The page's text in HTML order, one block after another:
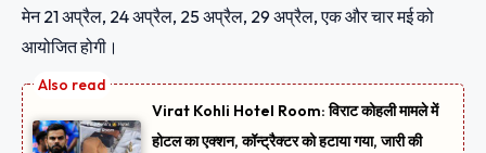
मेन 21 अप्रैल, 24 अप्रैल, 25 अप्रैल, 29 अप्रैल, एक और चार मई को
आयोजित होगी।
Virat Kohli Hotel Room: विराट कोहली मामले में
होटल का एक्शन, कॉन्ट्रैक्टर को हटाया गया, जारी की